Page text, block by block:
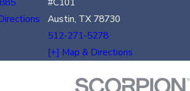
Austin, TX 78730
512-271-5278
[+] Map & Directions